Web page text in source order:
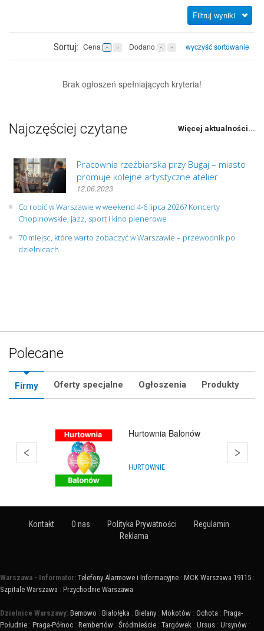
Filtruj wyniki
Sortuj: Cena Dodano wyczyść sortowanie
Brak ogłoszeń spełniających kryteria!
Najczęściej czytane Więcej aktualności...
Pracownia rzeźbiarska przy Bugaj – miasto
promuje kolejne artystyczne atelier
12.06.2023
Co robić w Warszawie w weekend 4-6 lipca 2026? Koncerty
Chopinowskie, jazz, sport i kino plenerowe
70 miejsc, które warto zobaczyć w Warszawie – przewodnik po
dzielnicach
Polecane
Firmy Oferty specjalne Ogłoszenia Produkty
Hurtownia Balonów
HURTOWNIE
Kontakt O nas Polityka Prywatności
Regulamin
Reklama
Warszawa - Informator: Telefony Alarmowe i Informacyjne : MCK Warszawa 19115 :
Szpitale Warszawa : Przychodnie Warszawa
Dzielnice Warszawy: Bemowo : Białołęka : Bielany : Mokotów : Ochota : Praga-
Południe : Praga-Północ : Rembertów : Śródmieście : Targówek : Ursus : Ursynów :